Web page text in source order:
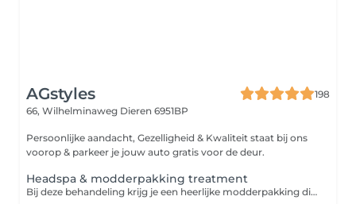
AGstyles
198
66, Wilhelminaweg Dieren 6951BP
Persoonlijke aandacht, Gezelligheid & Kwaliteit staat bij ons
voorop & parkeer je jouw auto gratis voor de deur.
Headspa & modderpakking treatment
Bij deze behandeling krijg je een heerlijke modderpakking die je hoofdhuid kalmeerd , minder snel vettig maakt of roos behandeld. Daarna kun jij heerlijk genieten van een heerlijke headspa treatment die je haar versterkt en de kwaliteit van je haar verbetert